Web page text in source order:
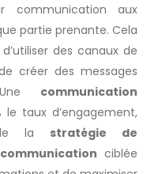
communication aux
partie prenante. Cela
des canaux de
créer des messages
communication
taux d’engagement,
de la stratégie de
communicationciblée